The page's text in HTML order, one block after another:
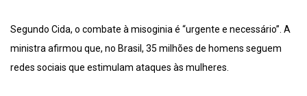
Segundo Cida, o combate à misoginia é “urgente e necessário”. A
ministra afirmou que, no Brasil, 35 milhões de homens seguem
redes sociais que estimulam ataques às mulheres.